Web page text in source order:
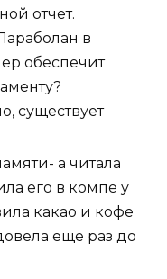
отчет.
в
обеспечит
существует
а читала
его в компе у
какао и кофе
еще раз до